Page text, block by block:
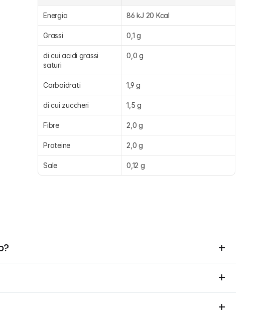
Energia 86 kJ 20 Kcal
Grassi 0,1 g
di cui acidi grassi
saturi
0,0 g
Carboidrati 1,9 g
di cui zuccheri 1,5 g
Fibre 2,0 g
Proteine 2,0 g
Sale 0,12 g